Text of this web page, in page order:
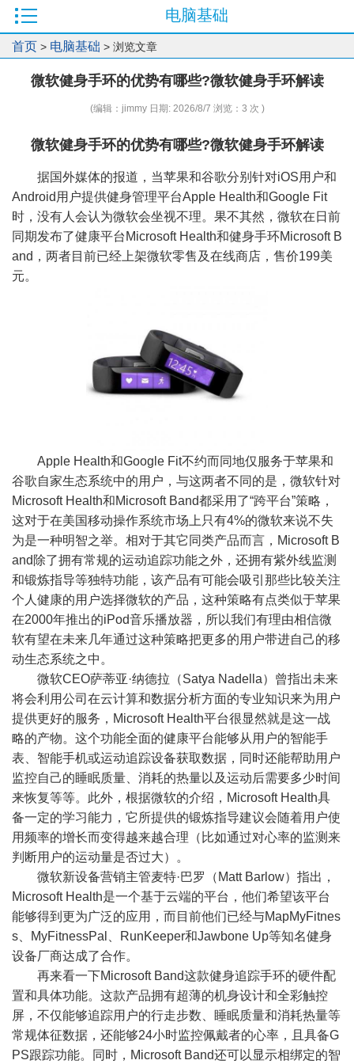
电脑基础
首页 > 电脑基础 > 浏览文章
微软健身手环的优势有哪些?微软健身手环解读
(编辑：jimmy 日期: 2026/8/7 浏览：3 次 )
微软健身手环的优势有哪些?微软健身手环解读
据国外媒体的报道，当苹果和谷歌分别针对iOS用户和
Android用户提供健身管理平台Apple Health和Google Fit
时，没有人会认为微软会坐视不理。果不其然，微软在日前
同期发布了健康平台Microsoft Health和健身手环Microsoft B
and，两者目前已经上架微软零售及在线商店，售价199美
元。
Apple Health和Google Fit不约而同地仅服务于苹果和
谷歌自家生态系统中的用户，与这两者不同的是，微软针对
Microsoft Health和Microsoft Band都采用了“跨平台”策略，
这对于在美国移动操作系统市场上只有4%的微软来说不失
为是一种明智之举。相对于其它同类产品而言，Microsoft B
and除了拥有常规的运动追踪功能之外，还拥有紫外线监测
和锻炼指导等独特功能，该产品有可能会吸引那些比较关注
个人健康的用户选择微软的产品，这种策略有点类似于苹果
在2000年推出的iPod音乐播放器，所以我们有理由相信微
软有望在未来几年通过这种策略把更多的用户带进自己的移
动生态系统之中。
微软CEO萨蒂亚·纳德拉（Satya Nadella）曾指出未来
将会利用公司在云计算和数据分析方面的专业知识来为用户
提供更好的服务，Microsoft Health平台很显然就是这一战
略的产物。这个功能全面的健康平台能够从用户的智能手
表、智能手机或运动追踪设备获取数据，同时还能帮助用户
监控自己的睡眠质量、消耗的热量以及运动后需要多少时间
来恢复等等。此外，根据微软的介绍，Microsoft Health具
备一定的学习能力，它所提供的锻炼指导建议会随着用户使
用频率的增长而变得越来越合理（比如通过对心率的监测来
判断用户的运动量是否过大）。
微软新设备营销主管麦特·巴罗（Matt Barlow）指出，
Microsoft Health是一个基于云端的平台，他们希望该平台
能够得到更为广泛的应用，而目前他们已经与MapMyFitnes
s、MyFitnessPal、RunKeeper和Jawbone Up等知名健身
设备厂商达成了合作。
再来看一下Microsoft Band这款健身追踪手环的硬件配
置和具体功能。这款产品拥有超薄的机身设计和全彩触控
屏，不仅能够追踪用户的行走步数、睡眠质量和消耗热量等
常规体征数据，还能够24小时监控佩戴者的心率，且具备G
PS跟踪功能。同时，Microsoft Band还可以显示相绑定的智